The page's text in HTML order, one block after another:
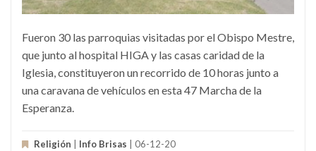
Fueron 30 las parroquias visitadas por el Obispo Mestre,
que junto al hospital HIGA y las casas caridad de la
Iglesia, constituyeron un recorrido de 10 horas junto a
una caravana de vehículos en esta 47 Marcha de la
Esperanza.
Religión Info Brisas | 06-12-20